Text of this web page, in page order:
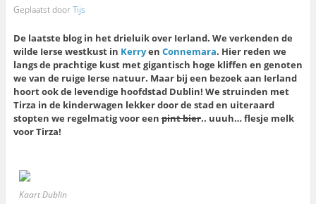
Geplaatst doorTijs
De laatste blog in het drieluik over Ierland. We verkenden de
wilde Ierse westkust in Kerryen Connemara. Hier reden we
langs de prachtige kust met gigantisch hoge kliffen en genoten
we van de ruige Ierse natuur. Maar bij een bezoek aan Ierland
hoort ook de levendige hoofdstad Dublin! We struinden met
Tirza in de kinderwagen lekker door de stad en uiteraard
stopten we regelmatig voor een pint bier.. uuuh… flesje melk
voor Tirza!
Kaart Dublin